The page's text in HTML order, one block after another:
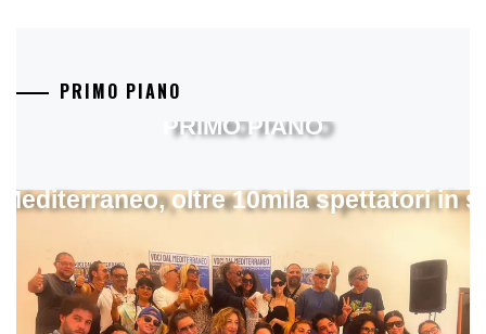
PRIMO PIANO
oltre 10mila spettatori in
PRIMO PIANO